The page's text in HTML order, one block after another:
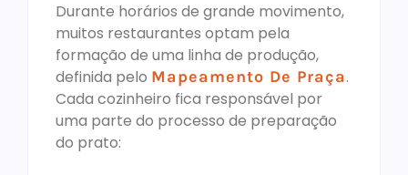
Durante horários de grande movimento,
muitos restaurantes optam pela
formação de uma linha de produção,
definida pelo Mapeamento De Praça.
Cada cozinheiro fica responsável por
uma parte do processo de preparação
do prato: